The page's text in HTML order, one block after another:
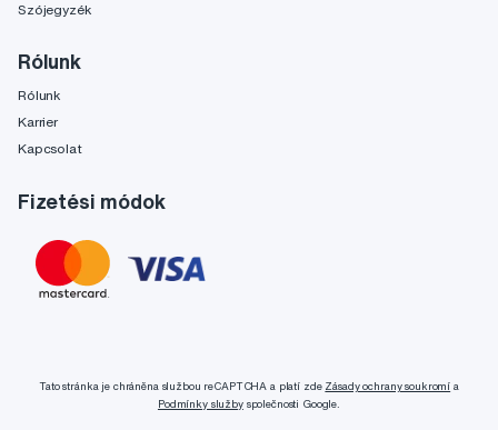
Szójegyzék
Rólunk
Rólunk
Karrier
Kapcsolat
Fizetési módok
Tato stránka je chráněna službou reCAPTCHA a platí zde Zásady ochrany soukromí a
Podmínky službyspolečnosti Google.